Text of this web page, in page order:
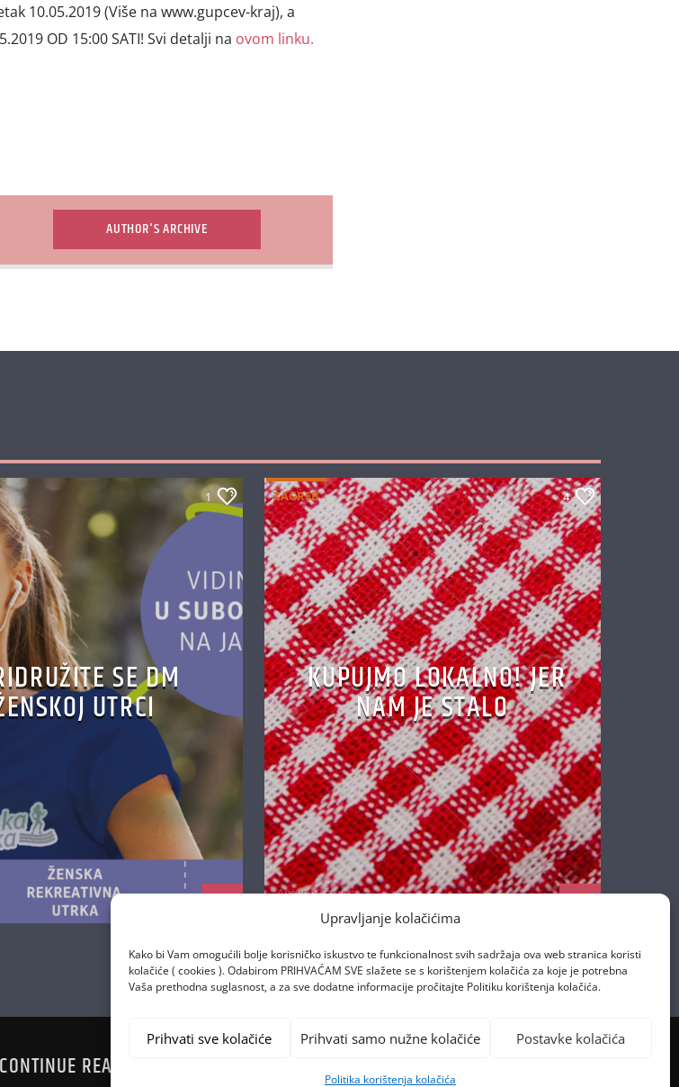
Upravljanje kolačićima
Kako bi Vam omogućili bolje korisničko iskustvo te funkcionalnost svih sadržaja ova web stranica koristi
kolačiće ( cookies ). Odabirom PRIHVAĆAM SVE slažete se s korištenjem kolačića za koje je potrebna
Vaša prethodna suglasnost, a za sve dodatne informacije pročitajte Politiku korištenja kolačića.
Prihvati sve kolačiće Prihvati samo nužne kolačiće Postavke kolačića
Politika korištenja kolačića
10.05.2019 (Više na www.gupcev-kraj), a
OD 15:00 SATI! Svi detalji na ovom linku.
AUTHOR'S ARCHIVE
1
SE DM
UTRCI
ZAGREB 4
KUPUJMO LOKALNO! JER
NAM JE STALO
Antena Zagreb
CONTINUE READING